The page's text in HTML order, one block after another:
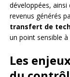
développées,
revenus générés
transfert de
un point sensible à
Les